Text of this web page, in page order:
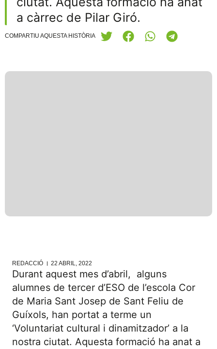
a càrrec de Pilar Giró.
COMPARTIU AQUESTA HISTÒRIA
REDACCIÓ 22 ABRIL, 2022
Durant aquest mes d’abril, alguns
alumnes de tercer d’ESO de l’escola Cor
de Maria Sant Josep de Sant Feliu de
Guíxols, han portat a terme un
‘Voluntariat cultural i dinamitzador’ a la
nostra ciutat. Aquesta formació ha anat a